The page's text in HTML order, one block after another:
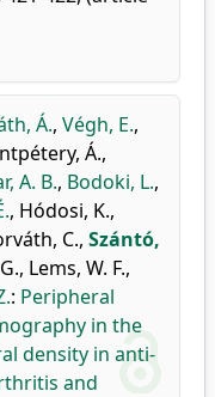
Á., Végh, E.,
Á.,
A. B., Bodoki, L.,
, Hódosi, K.,
C., Szántó,
, Lems, W. F.,
: Peripheral
in the
density in anti-
and